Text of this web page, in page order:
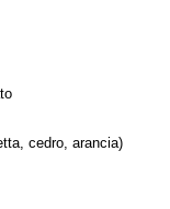
cedro, arancia)